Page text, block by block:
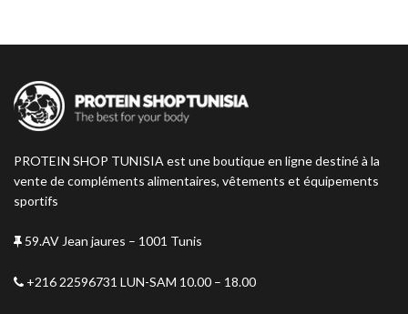
PROTEIN SHOP TUNISIA est une boutique en ligne destiné à la
vente de compléments alimentaires, vêtements et équipements
sportifs
59.AV Jean jaures – 1001 Tunis
+216 22596731 LUN-SAM 10.00 – 18.00